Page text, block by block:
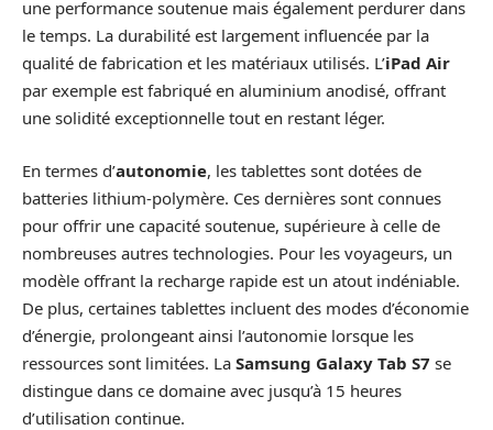
une performance soutenue mais également perdurer dans
le temps. La durabilité est largement influencée par la
qualité de fabrication et les matériaux utilisés. L’iPad Air
par exemple est fabriqué en aluminium anodisé, offrant
une solidité exceptionnelle tout en restant léger.
En termes d’autonomie, les tablettes sont dotées de
batteries lithium-polymère. Ces dernières sont connues
pour offrir une capacité soutenue, supérieure à celle de
nombreuses autres technologies. Pour les voyageurs, un
modèle offrant la recharge rapide est un atout indéniable.
De plus, certaines tablettes incluent des modes d’économie
d’énergie, prolongeant ainsi l’autonomie lorsque les
ressources sont limitées. La Samsung Galaxy Tab S7 se
distingue dans ce domaine avec jusqu’à 15 heures
d’utilisation continue.